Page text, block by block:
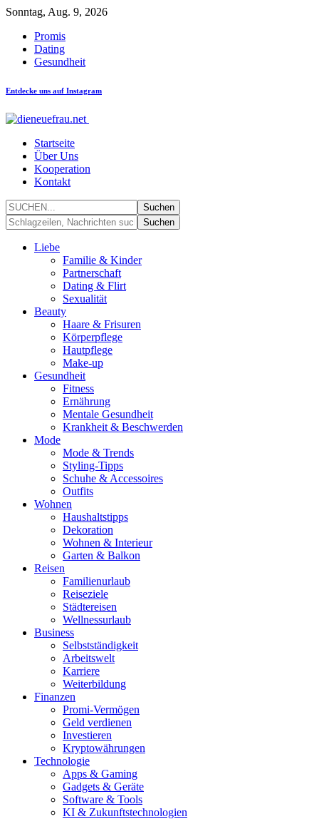
Sonntag, Aug. 9, 2026
Promis
Dating
Gesundheit
Entdecke uns auf Instagram
Startseite
Über Uns
Kooperation
Kontakt
Liebe
Familie & Kinder
Partnerschaft
Dating & Flirt
Sexualität
Beauty
Haare & Frisuren
Körperpflege
Hautpflege
Make-up
Gesundheit
Fitness
Ernährung
Mentale Gesundheit
Krankheit & Beschwerden
Mode
Mode & Trends
Styling-Tipps
Schuhe & Accessoires
Outfits
Wohnen
Haushaltstipps
Dekoration
Wohnen & Interieur
Garten & Balkon
Reisen
Familienurlaub
Reiseziele
Städtereisen
Wellnessurlaub
Business
Selbstständigkeit
Arbeitswelt
Karriere
Weiterbildung
Finanzen
Promi-Vermögen
Geld verdienen
Investieren
Kryptowährungen
Technologie
Apps & Gaming
Gadgets & Geräte
Software & Tools
KI & Zukunftstechnologien